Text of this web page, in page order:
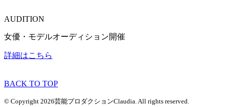
AUDITION
女優・モデルオーディション開催
詳細はこちら
BACK TO TOP
© Copyright 2026芸能プロダクションClaudia. All rights reserved.